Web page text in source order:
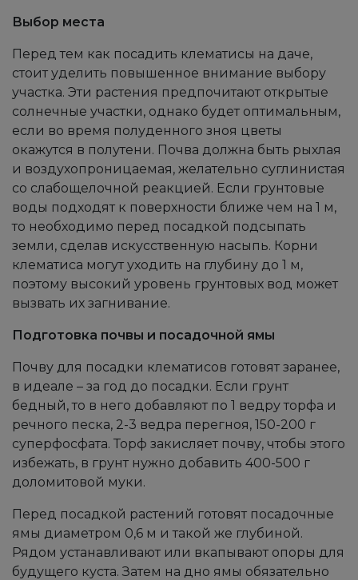
Выбор места
Перед тем как посадить клематисы на даче,
стоит уделить повышенное внимание выбору
участка. Эти растения предпочитают открытые
солнечные участки, однако будет оптимальным,
если во время полуденного зноя цветы
окажутся в полутени. Почва должна быть рыхлая
и воздухопроницаемая, желательно суглинистая
со слабощелочной реакцией. Если грунтовые
воды подходят к поверхности ближе чем на 1 м,
то необходимо перед посадкой подсыпать
земли, сделав искусственную насыпь. Корни
клематиса могут уходить на глубину до 1 м,
поэтому высокий уровень грунтовых вод может
вызвать их загнивание.
Подготовка почвы и посадочной ямы
Почву для посадки клематисов готовят заранее,
в идеале – за год до посадки. Если грунт
бедный, то в него добавляют по 1 ведру торфа и
речного песка, 2-3 ведра перегноя, 150-200 г
суперфосфата. Торф закисляет почву, чтобы этого
избежать, в грунт нужно добавить 400-500 г
доломитовой муки.
Перед посадкой растений готовят посадочные
ямы диаметром 0,6 м и такой же глубиной.
Рядом устанавливают или вкапывают опоры для
будущего куста. Затем на дно ямы обязательно